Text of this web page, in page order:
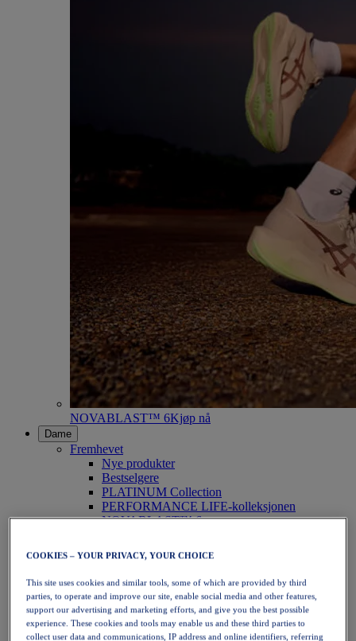
NOVABLAST™ 6Kjøp nå
Dame
Fremhevet
Nye produkter
Bestselgere
PLATINUM Collection
PERFORMANCE LIFE-kolleksjonen
NOVABLAST™ 6
Løping
Terrengløping
Tennis
Volleyball
Håndball
Padel
Netball
COOKIES – YOUR PRIVACY, YOUR CHOICE
This site uses cookies and similar tools, some of which are provided by third
parties, to operate and improve our site, enable social media and other features,
support our advertising and marketing efforts, and give you the best possible
experience. These cookies and tools may enable us and these third parties to
collect user data and communications, IP address and online identifiers, referring